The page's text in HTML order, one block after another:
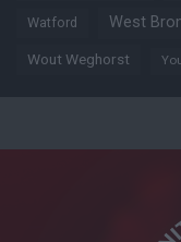
Watford West
Wout Weghorst